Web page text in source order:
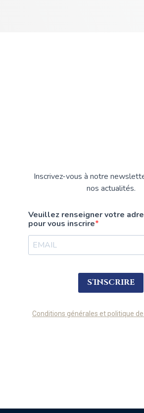
Inscrivez-vous à notre
nos actualités.
Veuillez renseigner votre
pour vous inscrire
S'INSCRIRE
Conditions générales et politique